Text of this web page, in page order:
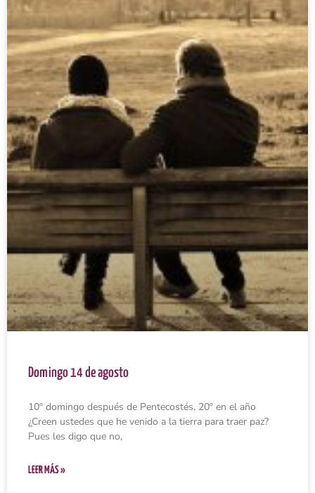
Domingo 14 de agosto
10º domingo después de Pentecostés, 20º en el año
¿Creen ustedes que he venido a la tierra para traer paz?
Pues les digo que no,
LEER MÁS »